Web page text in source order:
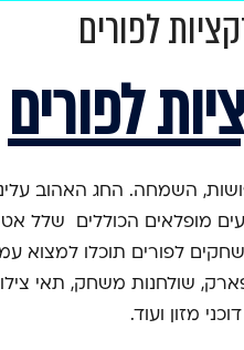
לפורים
לפורים
השמחה. החג האהוב
מופלאים הכוללים
לפורים תוכלו למצוא
שולחנות משחק, תאי
דוכני מזון ועוד.